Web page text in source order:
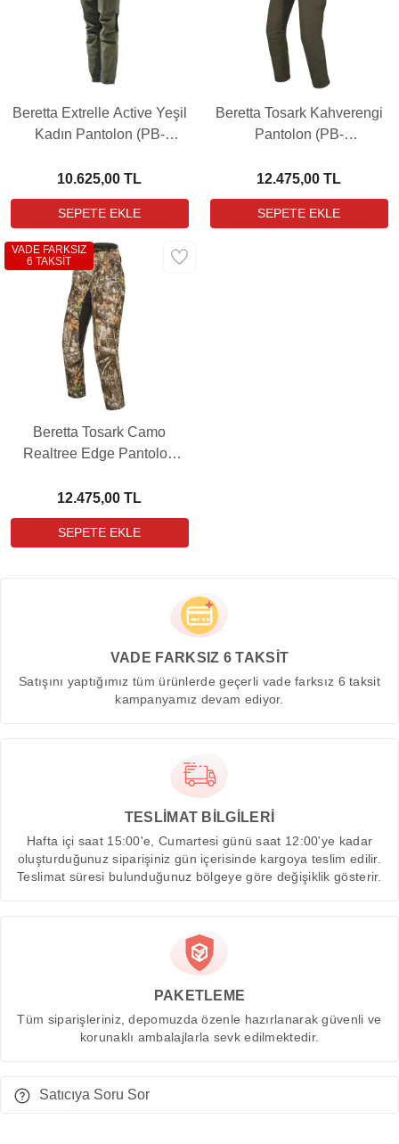
Beretta Extrelle Active Yeşil
Kadın Pantolon (PB-
10.625,00 TL
Beretta Tosark Kahverengi
Pantolon (PB-
12.475,00 TL
Beretta Tosark Camo
Realtree Edge Pantolon
12.475,00 TL
VADE FARKSIZ
6 TAKSİT
VADE FARKSIZ 6 TAKSİT
Satışını yaptığımız tüm ürünlerde geçerli vade farksız 6 taksit
kampanyamız devam ediyor.
TESLİMAT BİLGİLERİ
Hafta içi saat 15:00'e, Cumartesi günü saat 12:00'ye kadar
oluşturduğunuz siparişiniz gün içerisinde kargoya teslim edilir.
Teslimat süresi bulunduğunuz bölgeye göre değişiklik gösterir.
PAKETLEME
Tüm siparişleriniz, depomuzda özenle hazırlanarak güvenli ve
korunaklı ambalajlarla sevk edilmektedir.
Satıcıya Soru Sor